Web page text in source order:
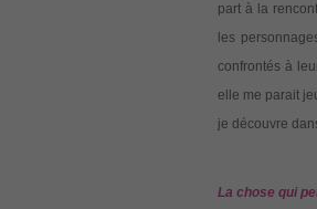
part à la
les
confrontés à
elle me parait
je découvre
La chose qui